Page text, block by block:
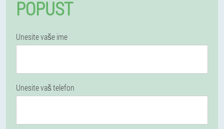
POPUST
Unesite vaše ime
Unesite vaš telefon